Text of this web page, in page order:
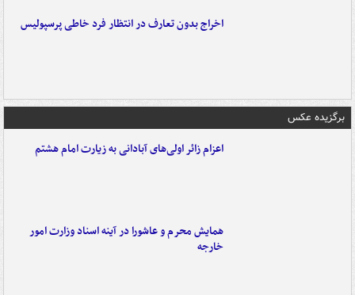
اخراج بدون تعارف در انتظار فرد خاطی پرسپولیس
برگزیده عکس
اعزام زائر اولی‌های آبادانی به زیارت امام هشتم
همایش محرم و عاشورا در آینه اسناد وزارت امور
خارجه